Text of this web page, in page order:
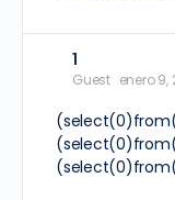
1
Guest enero 9,